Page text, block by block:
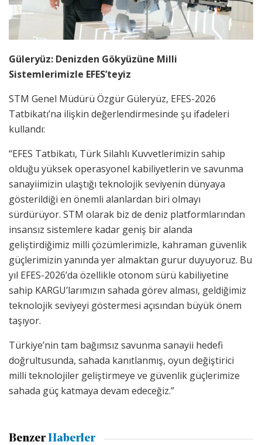
Güleryüz: Denizden Gökyüzüne Milli
Sistemlerimizle EFES’teyiz
STM Genel Müdürü Özgür Güleryüz, EFES-2026
Tatbikatı’na ilişkin değerlendirmesinde şu ifadeleri
kullandı:
“EFES Tatbikatı, Türk Silahlı Kuvvetlerimizin sahip
olduğu yüksek operasyonel kabiliyetlerin ve savunma
sanayiimizin ulaştığı teknolojik seviyenin dünyaya
gösterildiği en önemli alanlardan biri olmayı
sürdürüyor. STM olarak biz de deniz platformlarından
insansız sistemlere kadar geniş bir alanda
geliştirdiğimiz milli çözümlerimizle, kahraman güvenlik
güçlerimizin yanında yer almaktan gurur duyuyoruz. Bu
yıl EFES-2026’da özellikle otonom sürü kabiliyetine
sahip KARGU’larımızın sahada görev alması, geldiğimiz
teknolojik seviyeyi göstermesi açısından büyük önem
taşıyor.
Türkiye’nin tam bağımsız savunma sanayii hedefi
doğrultusunda, sahada kanıtlanmış, oyun değiştirici
milli teknolojiler geliştirmeye ve güvenlik güçlerimize
sahada güç katmaya devam edeceğiz.”
Benzer Haberler